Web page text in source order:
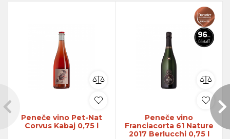
Peneče vino Pet-Nat
Corvus Kabaj 0,75 l
Peneče vino
Franciacorta 61 Nature
2017 Berlucchi 0,75 l